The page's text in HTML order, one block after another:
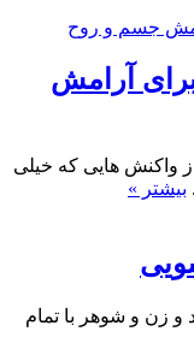
آرامش
واکنش هایی که خیلی
بیشتر »
و زن و شوهر با تمام